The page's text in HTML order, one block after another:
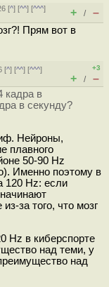
[^] [^^] [^^^]
+ / –
Прям вот в
[^] [^^] [^^^]
+3
+ / –
кадра в
в секунду?
Нейроны,
плавного
50-90 Hz
Именно поэтому в
120 Hz: если
за того, что мозг
Hz в киберспорте
над теми, у
над